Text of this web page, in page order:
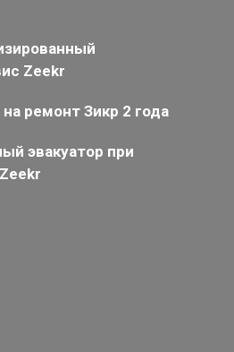
Zeekr
на ремонт Зикр 2 года
эвакуатор при